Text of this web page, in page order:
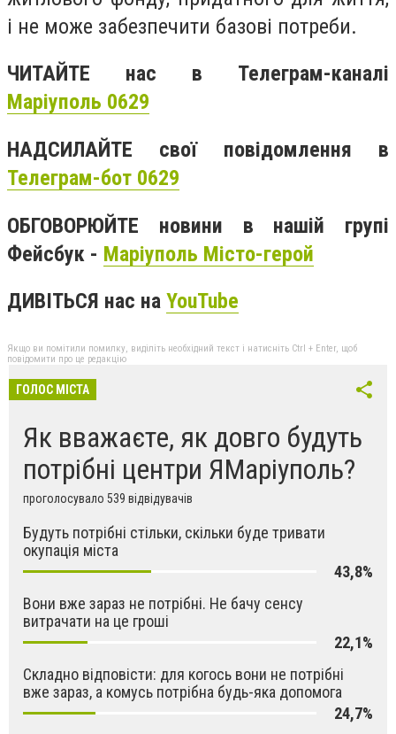
і не може забезпечити базові потреби.
ЧИТАЙТЕ нас в Телеграм-каналі
Маріуполь 0629
НАДСИЛАЙТЕ свої повідомлення в
Телеграм-бот 0629
ОБГОВОРЮЙТЕ новини в нашій групі
Фейсбук - Маріуполь Місто-герой
ДИВІТЬСЯ нас на YouTube
Якщо ви помітили помилку, виділіть необхідний текст і натисніть Ctrl + Enter, щоб
повідомити про це редакцію
ГОЛОС МІСТА
Як вважаєте, як довго будуть
потрібні центри ЯМаріуполь?
проголосувало 539 відвідувачів
Будуть потрібні стільки, скільки буде тривати
окупація міста
43,8%
Вони вже зараз не потрібні. Не бачу сенсу
витрачати на це гроші
22,1%
Складно відповісти: для когось вони не потрібні
вже зараз, а комусь потрібна будь-яка допомога
24,7%